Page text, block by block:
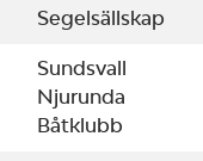
Segelsällskap
Sundsvall
Njurunda
Båtklubb